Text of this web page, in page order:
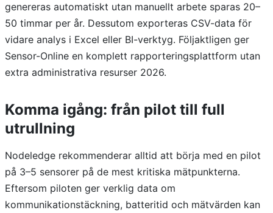
genereras automatiskt utan manuellt arbete sparas 20–
50 timmar per år. Dessutom exporteras CSV-data för
vidare analys i Excel eller BI-verktyg. Följaktligen ger
Sensor-Online en komplett rapporteringsplattform utan
extra administrativa resurser 2026.
Komma igång: från pilot till full
utrullning
Nodeledge rekommenderar alltid att börja med en pilot
på 3–5 sensorer på de mest kritiska mätpunkterna.
Eftersom piloten ger verklig data om
kommunikationstäckning, batteritid och mätvärden kan